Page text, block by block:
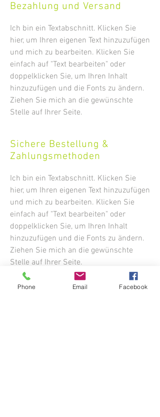
Bezahlung und Versand
Ich bin ein Textabschnitt. Klicken Sie
hier, um Ihren eigenen Text hinzuzufügen
und mich zu bearbeiten. Klicken Sie
einfach auf "Text bearbeiten" oder
doppelklicken Sie, um Ihren Inhalt
hinzuzufügen und die Fonts zu ändern.
Ziehen Sie mich an die gewünschte
Stelle auf Ihrer Seite.
Sichere Bestellung &
Zahlungsmethoden
Ich bin ein Textabschnitt. Klicken Sie
hier, um Ihren eigenen Text hinzuzufügen
und mich zu bearbeiten. Klicken Sie
einfach auf "Text bearbeiten" oder
doppelklicken Sie, um Ihren Inhalt
hinzuzufügen und die Fonts zu ändern.
Ziehen Sie mich an die gewünschte
Stelle auf Ihrer Seite.
Phone Email Facebook